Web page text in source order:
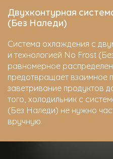
Двухконтурная
(Без Наледи)
Система охлаждения с
и технологией No Frost
равномерное
предотвращает взаимное
заветривание продуктов
того, холодильник с
(Без Наледи) не нужно
вручную.